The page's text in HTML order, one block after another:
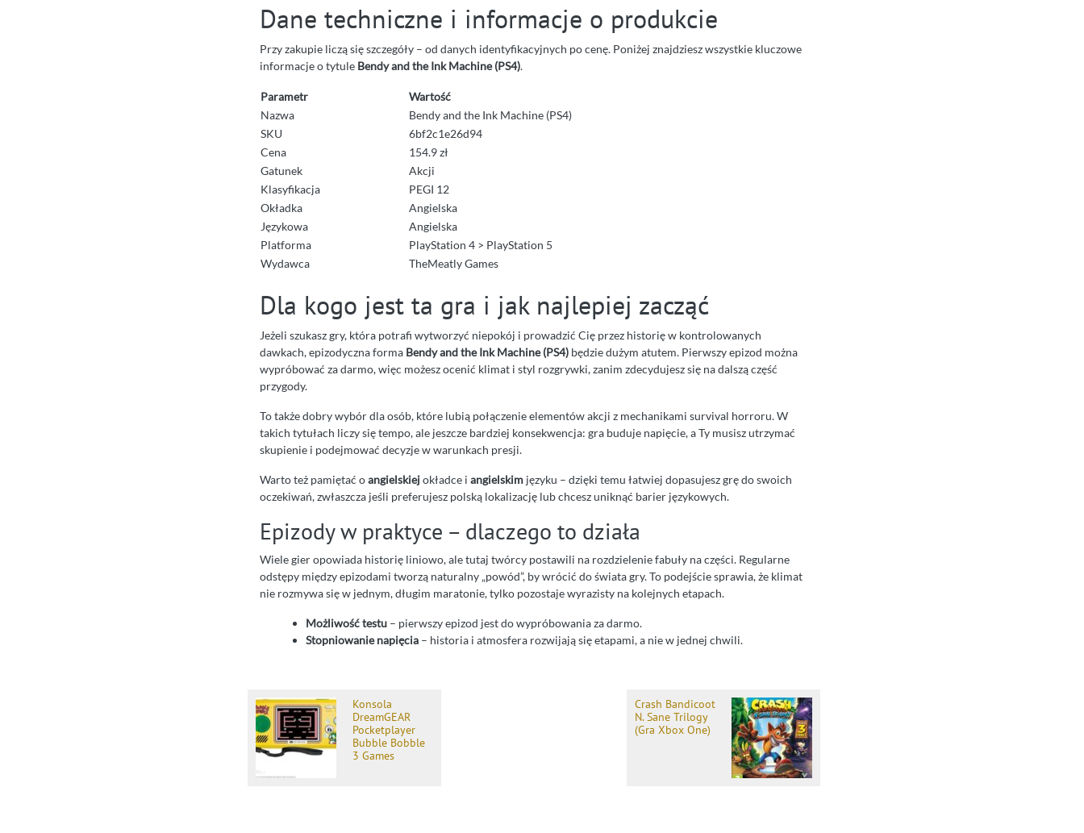
Dane techniczne i informacje o produkcie
Przy zakupie liczą się szczegóły – od danych identyfikacyjnych po cenę. Poniżej znajdziesz wszystkie kluczowe
informacje o tytule Bendy and the Ink Machine (PS4).
Parametr
Wartość
Nazwa
Bendy and the Ink Machine (PS4)
SKU
6bf2c1e26d94
Cena
154.9 zł
Gatunek
Akcji
Klasyfikacja
PEGI 12
Okładka
Angielska
Językowa
Angielska
Platforma
PlayStation 4 > PlayStation 5
Wydawca
TheMeatly Games
Dla kogo jest ta gra i jak najlepiej zacząć
Jeżeli szukasz gry, która potrafi wytworzyć niepokój i prowadzić Cię przez historię w kontrolowanych
dawkach, epizodyczna forma Bendy and the Ink Machine (PS4) będzie dużym atutem. Pierwszy epizod można
wypróbować za darmo, więc możesz ocenić klimat i styl rozgrywki, zanim zdecydujesz się na dalszą część
przygody.
To także dobry wybór dla osób, które lubią połączenie elementów akcji z mechanikami survival horroru. W
takich tytułach liczy się tempo, ale jeszcze bardziej konsekwencja: gra buduje napięcie, a Ty musisz utrzymać
skupienie i podejmować decyzje w warunkach presji.
Warto też pamiętać oangielskiejokładce i angielskim języku – dzięki temu łatwiej dopasujesz grę do swoich
oczekiwań, zwłaszcza jeśli preferujesz polską lokalizację lub chcesz uniknąć barier językowych.
Epizody w praktyce – dlaczego to działa
Wiele gier opowiada historię liniowo, ale tutaj twórcy postawili na rozdzielenie fabuły na części. Regularne
odstępy między epizodami tworzą naturalny „powód”, by wrócić do świata gry. To podejście sprawia, że klimat
nie rozmywa się w jednym, długim maratonie, tylko pozostaje wyrazisty na kolejnych etapach.
Możliwość testu – pierwszy epizod jest do wypróbowania za darmo.
Stopniowanie napięcia – historia i atmosfera rozwijają się etapami, a nie w jednej chwili.
Konsola
DreamGEAR
Pocketplayer
Bubble Bobble
3 Games
Crash Bandicoot
N. Sane Trilogy
(Gra Xbox One)